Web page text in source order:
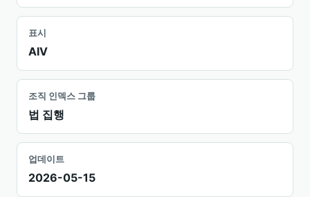
표시
AIV
조직 인덱스 그룹
법 집행
업데이트
2026-05-15